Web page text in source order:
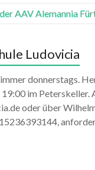
AAV Alemannia
Ludovicia
donnerstags.
im Peterskeller.
oder über